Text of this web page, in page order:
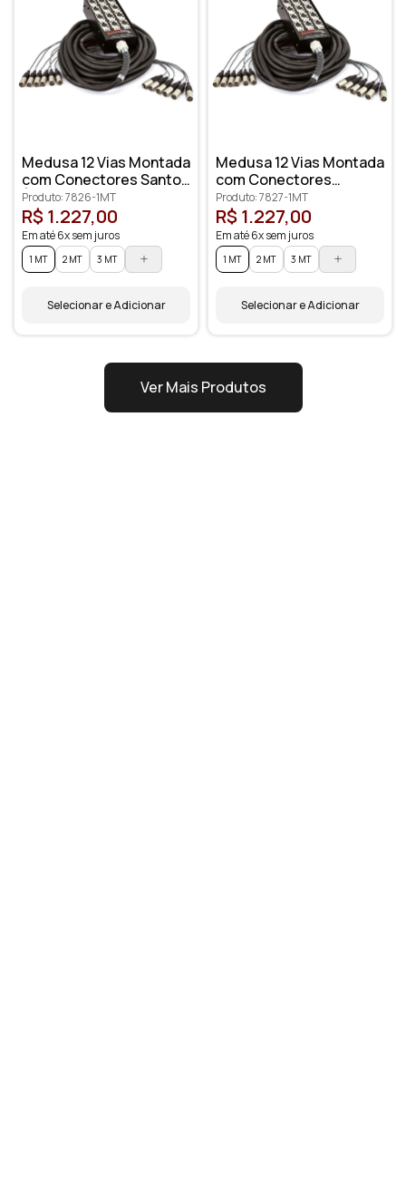
Medusa 12 Vias Montada
com Conectores Santo
Ângelo
Produto: 7826-1MT
R$ 1.227,00
Em até 6x sem juros
1 MT 2 MT 3 MT
Selecionar e Adicionar
Medusa 12 Vias Montada
com Conectores
Amphenol
Produto: 7827-1MT
R$ 1.227,00
Em até 6x sem juros
1 MT 2 MT 3 MT
Selecionar e Adicionar
Ver Mais Produtos